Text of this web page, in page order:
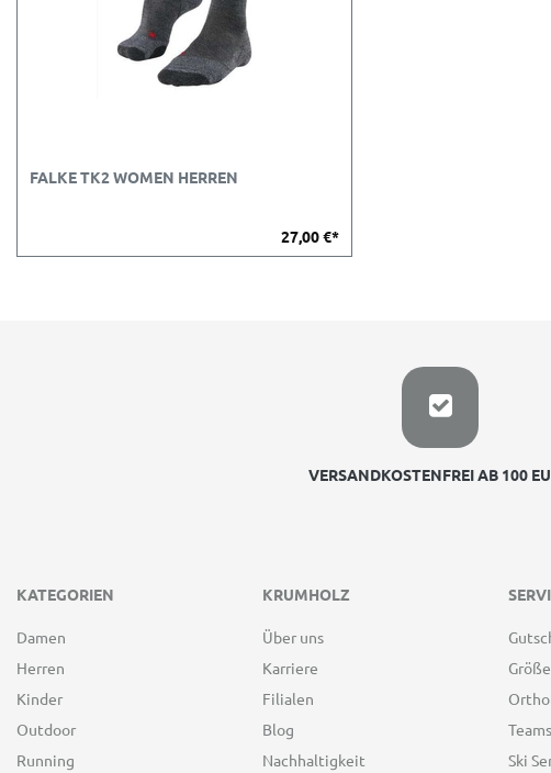
FALKE TK2 WOMEN HERREN
27,00 €*
VERSANDKOSTENFREI AB 100
KATEGORIEN
Damen
Herren
Kinder
Outdoor
Running
KRUMHOLZ
Über uns
Karriere
Filialen
Blog
Nachhaltigkeit
Ski